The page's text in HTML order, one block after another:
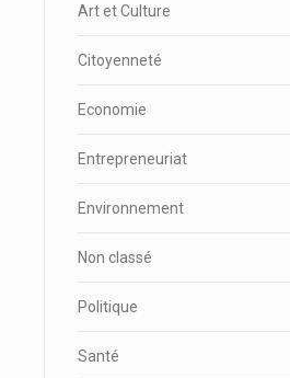
Art et Culture
Citoyenneté
Economie
Entrepreneuriat
Environnement
Non classé
Politique
Santé